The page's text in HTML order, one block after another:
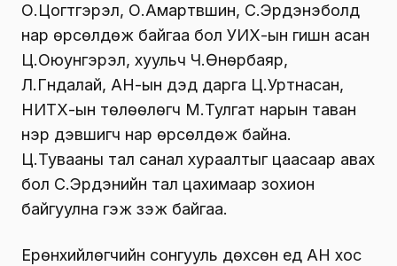
О.Цогтгэрэл, О.Амартүвшин, С.Эрдэнэболд
нар өрсөлдөж байгаа бол УИХ-ын гишүүн асан
Ц.Оюунгэрэл, хуульч Ч.Өнөрбаяр,
Л.Гүндалай, АН-ын дэд дарга Ц.Уртнасан,
НИТХ-ын төлөөлөгч М.Тулгат нарын таван
нэр дэвшигч нар өрсөлдөж байна.
Ц.Тувааны тал санал хураалтыг цаасаар авах
бол С.Эрдэнийн тал цахимаар зохион
байгуулна гэж үзэж байгаа.
Ерөнхийлөгчийн сонгууль дөхсөн үед АН хос